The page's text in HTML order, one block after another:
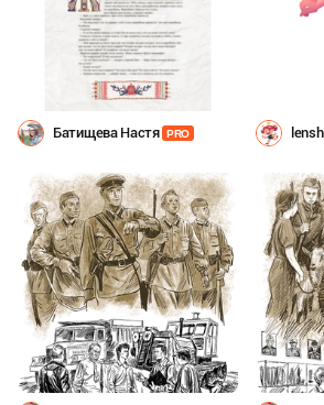
Батищева Настя PRO